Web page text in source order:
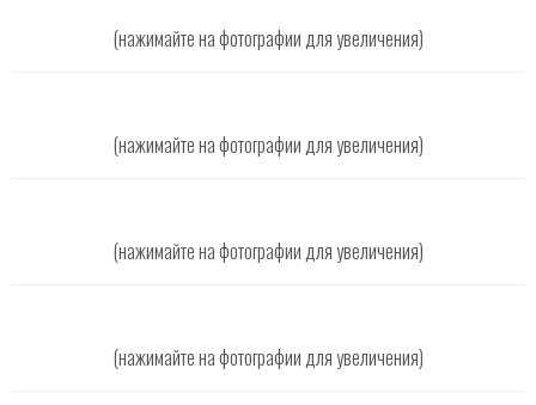
(нажимайте на фотографии для увеличения)
(нажимайте на фотографии для увеличения)
(нажимайте на фотографии для увеличения)
(нажимайте на фотографии для увеличения)